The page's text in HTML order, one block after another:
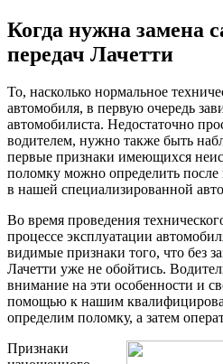
Когда нужна замена
передач Лачетти
То, насколько нормальное
автомобиля, в первую очередь
автомобилиста. Недостаточно
водителем, нужно также быть
первые признаки имеющихся
поломку можно определить
в нашей специализированной
Во время проведения
процессе эксплуатации
видимые признаки того, что без
Лачетти уже не обойтись.
внимание на эти особенности и
помощью к нашим
определим поломку, а затем
Признаки